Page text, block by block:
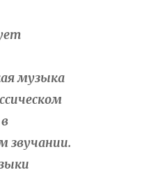
музыка
звучании.